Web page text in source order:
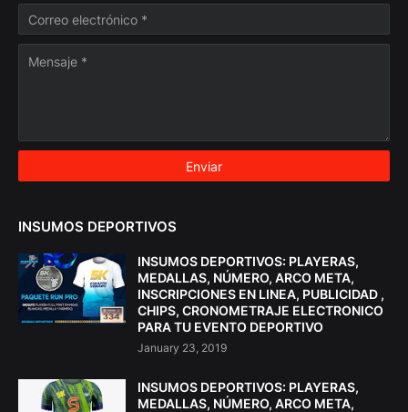
INSUMOS DEPORTIVOS
INSUMOS DEPORTIVOS: PLAYERAS,
MEDALLAS, NÚMERO, ARCO META,
INSCRIPCIONES EN LINEA, PUBLICIDAD ,
CHIPS, CRONOMETRAJE ELECTRONICO
PARA TU EVENTO DEPORTIVO
January 23, 2019
INSUMOS DEPORTIVOS: PLAYERAS,
MEDALLAS, NÚMERO, ARCO META,